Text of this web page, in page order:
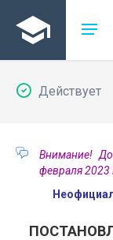
Действует
Внимание!
февраля 2023